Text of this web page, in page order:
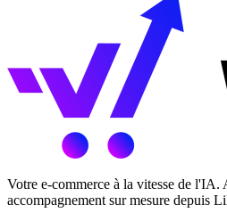
Votre e-commerce à la vitesse de l'IA.
accompagnement sur mesure depuis